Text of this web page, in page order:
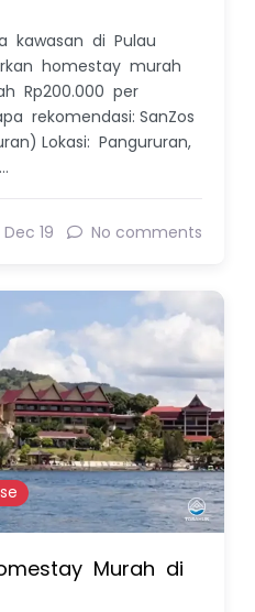
kawasan di Pulau
homestay murah
Rp200.000 per
rekomendasi: SanZos
Lokasi: Pangururan,
Dec 19 No comments
Murah di